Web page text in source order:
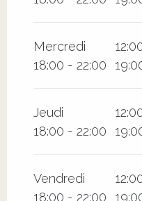
Du1 octobre 2026au
Mercredi
18:00 - 22:00
Jeudi
18:00 - 22:00
Vendredi
18:00 - 22:00